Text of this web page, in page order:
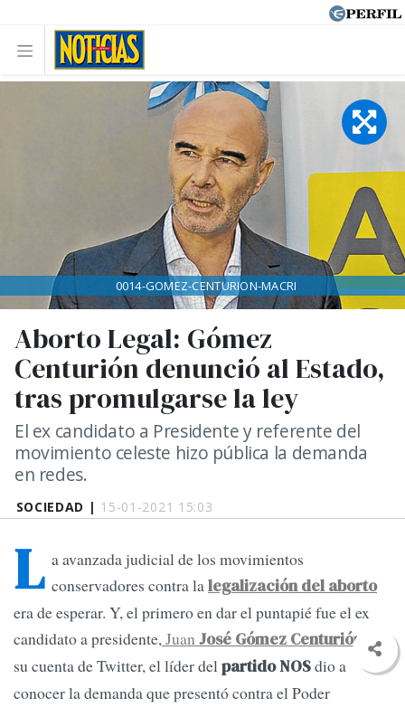
SOCIEDAD | 15-01-2021 15:03
Aborto Legal: Gómez
Centurión denunció al Estado,
tras promulgarse la ley
El ex candidato a Presidente y referente del
movimiento celeste hizo pública la demanda
en redes.
0014-GOMEZ-CENTURION-MACRI
L a avanzada judicial de los movimientos
conservadores contra lalegalización del aborto
era de esperar. Y, el primero en dar el puntapié fue el ex
candidato a presidente,Juan José Gómez Centurión
. En
su cuenta de Twitter, el líder delpartido NOSdio a
conocer la demanda que presentó contra el Poder